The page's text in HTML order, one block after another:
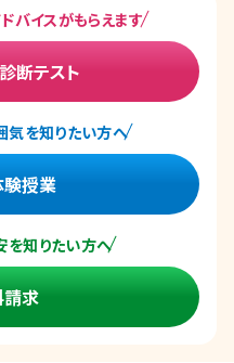
バイスがもらえます
断テスト
気を知りたい方へ
授業
を知りたい方へ
求